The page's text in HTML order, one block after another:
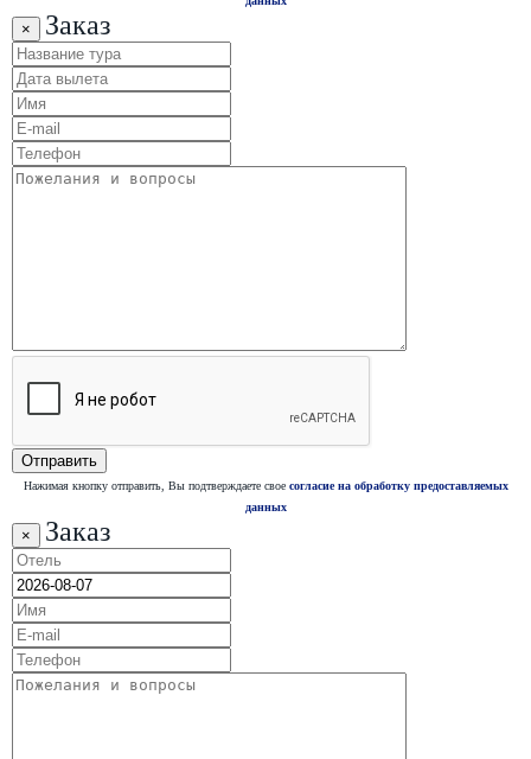
× Заказ
Нажимая кнопку отправить, Вы подтверждаете свое согласие на обработку предоставляемых
данных
× Заказ